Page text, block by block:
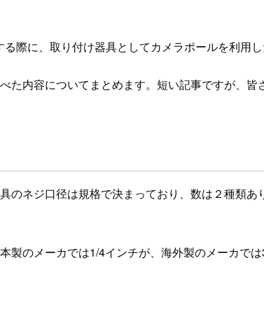
際に、取り付け器具としてカメラポールを利用し
た内容についてまとめます。短い記事ですが、皆
のネジ口径は規格で決まっており、数は２種類あ
製のメーカでは1/4インチが、海外製のメーカで